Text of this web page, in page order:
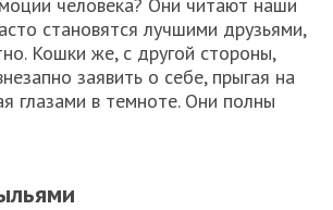
становятся лучшими друзьями,
Кошки же, с другой стороны,
заявить о себе, прыгая на
глазами в темноте. Они полны